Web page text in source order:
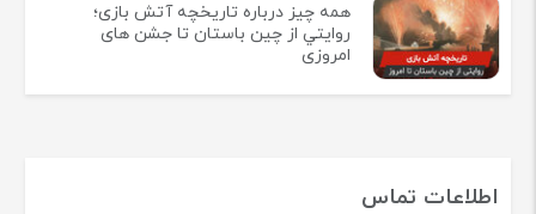
همه چيز درباره تاريخچه آتش بازی؛
روايتي از چين باستان تا جشن های
امروزی
اطلاعات تماس